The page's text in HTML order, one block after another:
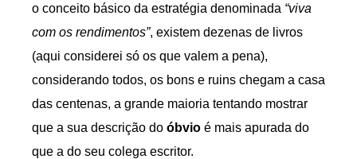
o conceito básico da estratégia denominada “viva
com os rendimentos”, existem dezenas de livros
(aqui considerei só os que valem a pena),
considerando todos, os bons e ruins chegam a casa
das centenas, a grande maioria tentando mostrar
que a sua descrição do óbvio é mais apurada do
que a do seu colega escritor.